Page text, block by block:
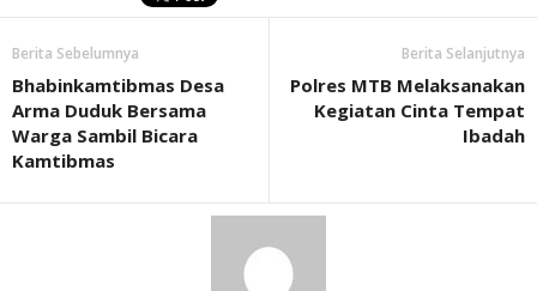
Berita Sebelumnya
Bhabinkamtibmas Desa
Arma Duduk Bersama
Warga Sambil Bicara
Kamtibmas
Berita Selanjutnya
Polres MTB Melaksanakan
Kegiatan Cinta Tempat
Ibadah